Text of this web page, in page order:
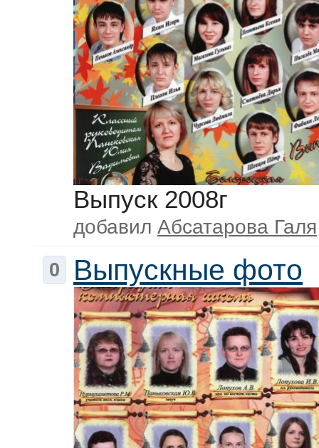
Выпуск 2008г
добавил Абсатарова Галя
0
Выпускные фото